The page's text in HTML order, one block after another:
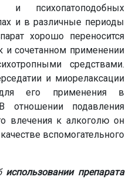
и психопатоподобных
и в различные периоды
хорошо переносится
и сочетанном применении
средствами.
и миорелаксации
его применения в
отношении подавления
влечения к алкоголю он
вспомогательного
использовании препарата